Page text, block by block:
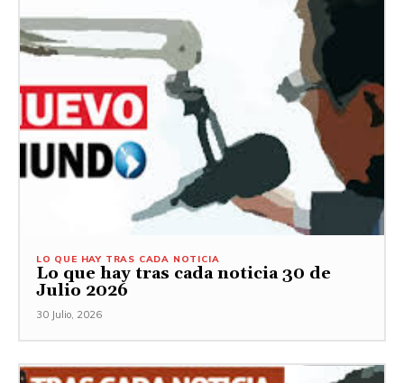
LO QUE HAY TRAS CADA NOTICIA
Lo que hay tras cada noticia 30 de
Julio 2026
30 Julio, 2026